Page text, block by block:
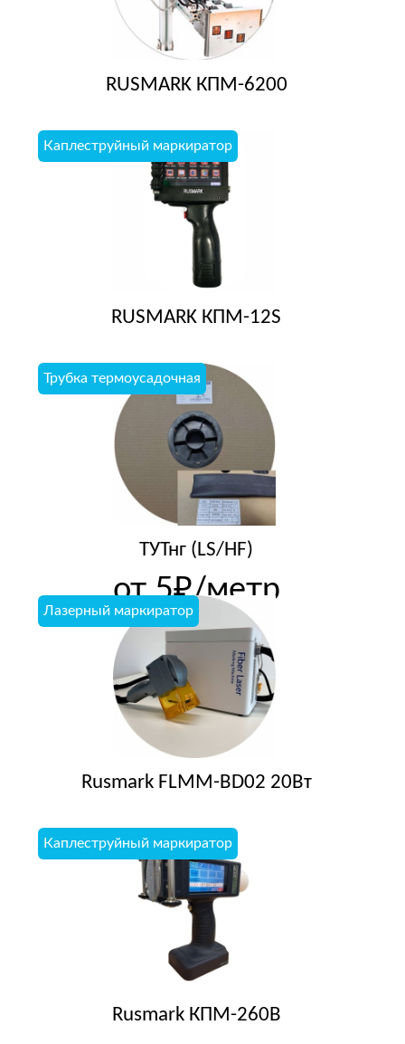
RUSMARK КПМ-6200
Каплеструйный маркиратор
RUSMARK КПМ-12S
Трубка термоусадочная
ТУТнг (LS/HF)
от 5₽/метр
Лазерный маркиратор
Rusmark FLMM-BD02 20Вт
Каплеструйный маркиратор
Rusmark КПМ-260B